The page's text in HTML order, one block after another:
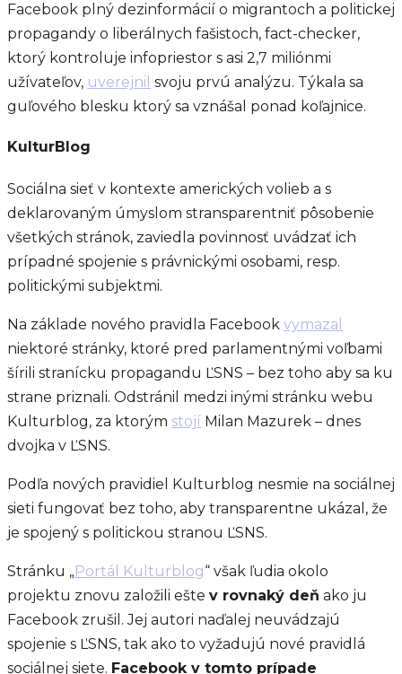
Facebook plný dezinformácií o migrantoch a politickej
propagandy o liberálnych fašistoch, fact-checker,
ktorý kontroluje infopriestor s asi 2,7 miliónmi
užívateľov, uverejnil svoju prvú analýzu. Týkala sa
guľového blesku ktorý sa vznášal ponad koľajnice.
KulturBlog
Sociálna sieť v kontexte amerických volieb a s
deklarovaným úmyslom stransparentniť pôsobenie
všetkých stránok, zaviedla povinnosť uvádzať ich
prípadné spojenie s právnickými osobami, resp.
politickými subjektmi.
Na základe nového pravidla Facebook vymazal
niektoré stránky, ktoré pred parlamentnými voľbami
šírili stranícku propagandu ĽSNS – bez toho aby sa ku
strane priznali. Odstránil medzi inými stránku webu
Kulturblog, za ktorým stojí Milan Mazurek – dnes
dvojka v ĽSNS.
Podľa nových pravidiel Kulturblog nesmie na sociálnej
sieti fungovať bez toho, aby transparentne ukázal, že
je spojený s politickou stranou ĽSNS.
Stránku „Portál Kulturblog“ však ľudia okolo
projektu znovu založili ešte v rovnaký deň ako ju
Facebook zrušil. Jej autori naďalej neuvádzajú
spojenie s ĽSNS, tak ako to vyžadujú nové pravidlá
sociálnej siete. Facebook v tomto prípade